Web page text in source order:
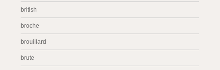
british
broche
brouillard
brute